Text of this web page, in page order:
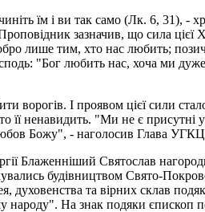
їм і ви так само (Лк. 6, 31), -
зазначив, що сила
лише тим, хто нас любить;
"Бог любить нас, хоча ми
ворогів. І проявом цієї сили
ненавидить. "Ми не є присутні
Божу", - наголосив Глава
Блаженніший Святослав
будівництвом Свято-
духовенства та вірних склав
народу". На знак подяки єпископ